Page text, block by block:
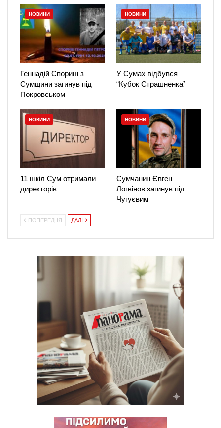
НОВИНИ
Геннадій Спориш з
Сумщини загинув під
Покровськом
НОВИНИ
У Сумах відбувся
“Кубок Страшненка”
НОВИНИ
11 шкіл Сум отримали
директорів
НОВИНИ
Сумчанин Євген
Логвінов загинув під
Чугуєвим
ПОПЕРЕДНЯ ДАЛІ